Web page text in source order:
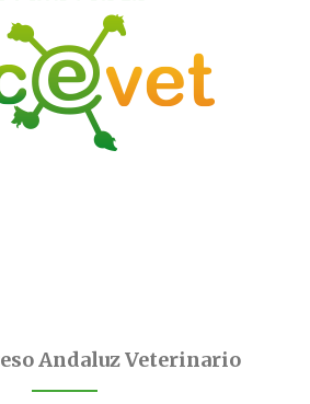
Andaluz Veterinario